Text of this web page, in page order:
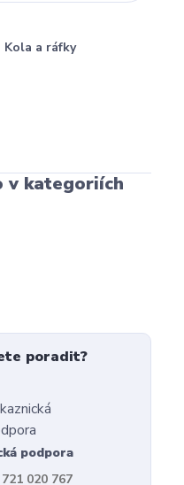
Kola a ráfky
v kategoriích
poradit?
podpora
020 767